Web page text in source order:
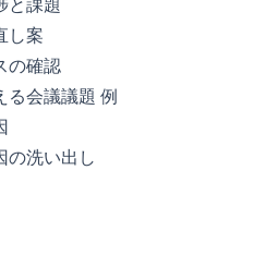
と課題
し案
の確認
る会議議題 例
の洗い出し